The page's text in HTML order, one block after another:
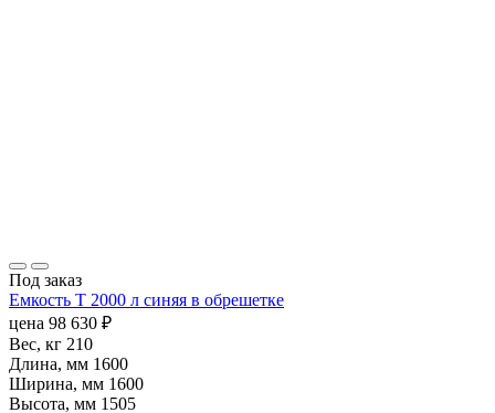
Под заказ
Емкость T 2000 л синяя в обрешетке
цена 98 630 ₽
Вес, кг 210
Длина, мм 1600
Ширина, мм 1600
Высота, мм 1505